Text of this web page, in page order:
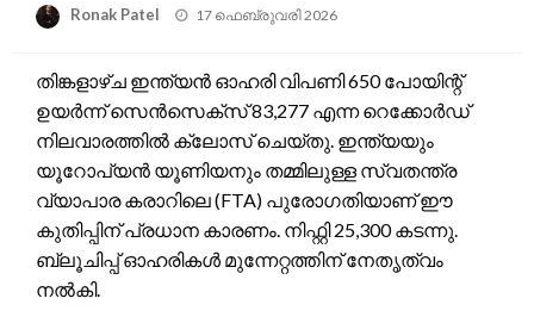
Ronak Patel
Posted
17 ഫെബ്രുവരി 2026
തിങ്കളാഴ്ച ഇന്ത്യൻ ഓഹരി വിപണി 650 പോയിന്റ്
ഉയർന്ന് സെൻസെക്‌സ് 83,277 എന്ന റെക്കോർഡ്
നിലവാരത്തിൽ ക്ലോസ് ചെയ്തു. ഇന്ത്യയും
യൂറോപ്യൻ യൂണിയനും തമ്മിലുള്ള സ്വതന്ത്ര
വ്യാപാര കരാറിലെ (FTA) പുരോഗതിയാണ് ഈ
കുതിപ്പിന് പ്രധാന കാരണം. നിഫ്റ്റി 25,300 കടന്നു.
ബ്ലൂചിപ്പ് ഓഹരികൾ മുന്നേറ്റത്തിന് നേതൃത്വം
നൽകി.